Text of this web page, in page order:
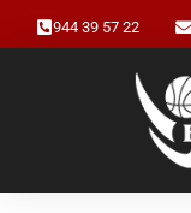
944 39 57 22